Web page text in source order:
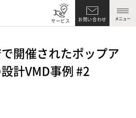
サービス お問い合わせ メニュー
開催されたポップア
計VMD事例 #2